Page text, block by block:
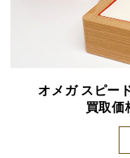
オメガ スピー
買取価